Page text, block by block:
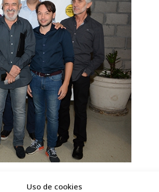
Uso de cookies